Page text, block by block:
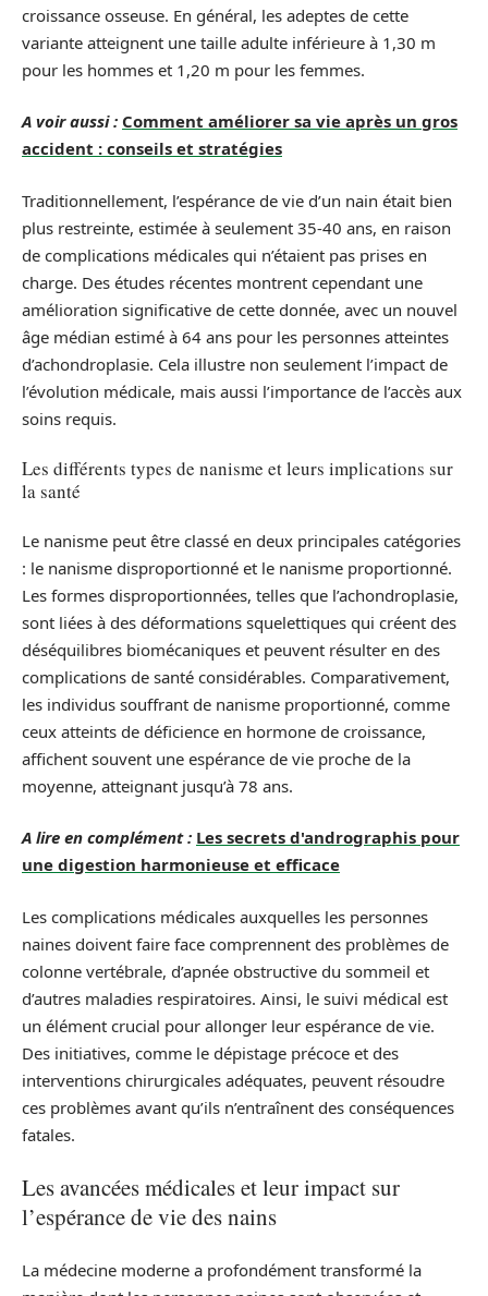
croissance osseuse. En général, les adeptes de cette
variante atteignent une taille adulte inférieure à 1,30 m
pour les hommes et 1,20 m pour les femmes.
A voir aussi : Comment améliorer sa vie après un gros
accident : conseils et stratégies
Traditionnellement, l’espérance de vie d’un nain était bien
plus restreinte, estimée à seulement 35-40 ans, en raison
de complications médicales qui n’étaient pas prises en
charge. Des études récentes montrent cependant une
amélioration significative de cette donnée, avec un nouvel
âge médian estimé à 64 ans pour les personnes atteintes
d’achondroplasie. Cela illustre non seulement l’impact de
l’évolution médicale, mais aussi l’importance de l’accès aux
soins requis.
Les différents types de nanisme et leurs implications sur
la santé
Le nanisme peut être classé en deux principales catégories
: le nanisme disproportionné et le nanisme proportionné.
Les formes disproportionnées, telles que l’achondroplasie,
sont liées à des déformations squelettiques qui créent des
déséquilibres biomécaniques et peuvent résulter en des
complications de santé considérables. Comparativement,
les individus souffrant de nanisme proportionné, comme
ceux atteints de déficience en hormone de croissance,
affichent souvent une espérance de vie proche de la
moyenne, atteignant jusqu’à 78 ans.
A lire en complément : Les secrets d'andrographis pour
une digestion harmonieuse et efficace
Les complications médicales auxquelles les personnes
naines doivent faire face comprennent des problèmes de
colonne vertébrale, d’apnée obstructive du sommeil et
d’autres maladies respiratoires. Ainsi, le suivi médical est
un élément crucial pour allonger leur espérance de vie.
Des initiatives, comme le dépistage précoce et des
interventions chirurgicales adéquates, peuvent résoudre
ces problèmes avant qu’ils n’entraînent des conséquences
fatales.
Les avancées médicales et leur impact sur
l’espérance de vie des nains
La médecine moderne a profondément transformé la